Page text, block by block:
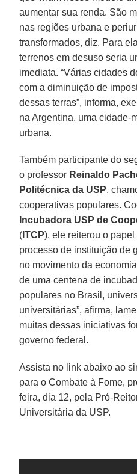
aumentar sua renda. São
nas regiões urbana e
transformados, diz. Para
terrenos em desuso seria
imediata. “Várias cidades
com a diminuição de
dessas terras”, informa,
na Argentina, uma cidade-
urbana.
Também participante do
o professor Reinaldo
Politécnica da USP,
cooperativas populares.
Incubadora USP de
( ITCP), ele reiterou o
processo de instituição de
no movimento da
de uma centena de
populares no Brasil,
universitárias”, afirma,
muitas dessas iniciativas
governo federal.
Assista no link abaixo ao
para o Combate à Fome,
feira, dia 12, pela Pró-
Universitária da USP.